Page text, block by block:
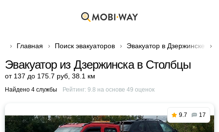
Главная Поиск эвакуаторов Эвакуатор в Дзержинске
Эвакуатор из Дзержинска в Столбцы
от 137 до 175.7 руб 38.1 км
Найдено 4 службы Рейтинг: 9.8 на основе 49 оценок
9.7 17